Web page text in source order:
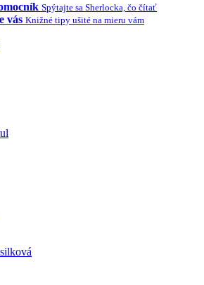
Spýtajte sa Sherlocka, čo čítať
vás Knižné tipy ušité na mieru vám